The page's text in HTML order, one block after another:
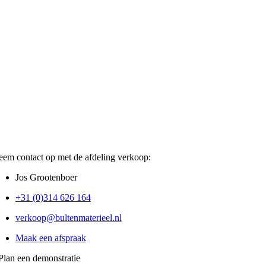
contact op met de afdeling verkoop:
Jos Grootenboer
+31 (0)314 626 164
verkoop@bultenmaterieel.nl
Maak een afspraak
een demonstratie